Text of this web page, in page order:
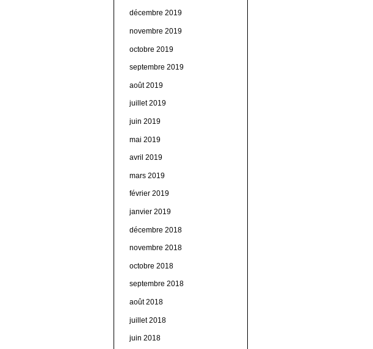
décembre 2019
novembre 2019
octobre 2019
septembre 2019
août 2019
juillet 2019
juin 2019
mai 2019
avril 2019
mars 2019
février 2019
janvier 2019
décembre 2018
novembre 2018
octobre 2018
septembre 2018
août 2018
juillet 2018
juin 2018